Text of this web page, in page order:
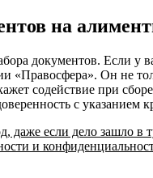
на
документов. Если у
Он не
содействие при
с указанием
даже если дело зашло
и